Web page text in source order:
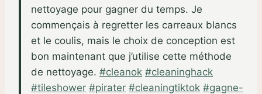
nettoyage pour gagner du temps. Je
commençais à regretter les carreaux blancs
et le coulis, mais le choix de conception est
bon maintenant que j’utilise cette méthode
de nettoyage. #cleanok #cleaninghack
#tileshower #pirater #cleaningtiktok #gagne-